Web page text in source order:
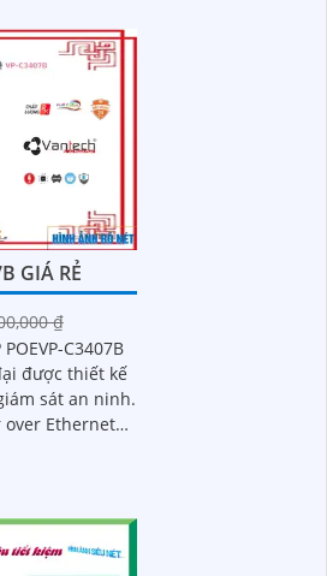
nghệ hồng
GIÁ RẺ
₫
C3407B
được thiết kế
sát an ninh.
over Ethernet